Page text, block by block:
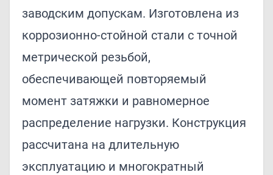
заводским допускам. Изготовлена из
коррозионно-стойной стали с точной
метрической резьбой,
обеспечивающей повторяемый
момент затяжки и равномерное
распределение нагрузки. Конструкция
рассчитана на длительную
эксплуатацию и многократный